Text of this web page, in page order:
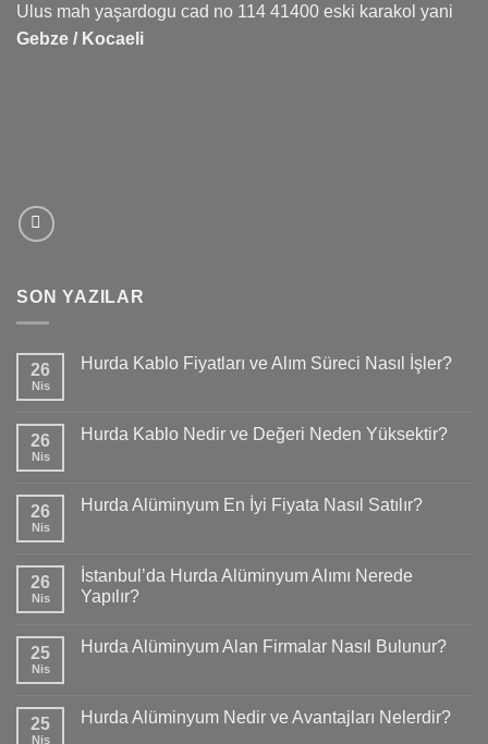
Ulus mah yaşardogu cad no 114 41400 eski karakol yani
Gebze / Kocaeli
SON YAZILAR
26
Nis
Hurda Kablo Fiyatları ve Alım Süreci Nasıl İşler?
26
Nis
Hurda Kablo Nedir ve Değeri Neden Yüksektir?
26
Nis
Hurda Alüminyum En İyi Fiyata Nasıl Satılır?
26
Nis
İstanbul’da Hurda Alüminyum Alımı Nerede
Yapılır?
25
Nis
Hurda Alüminyum Alan Firmalar Nasıl Bulunur?
25
Nis
Hurda Alüminyum Nedir ve Avantajları Nelerdir?